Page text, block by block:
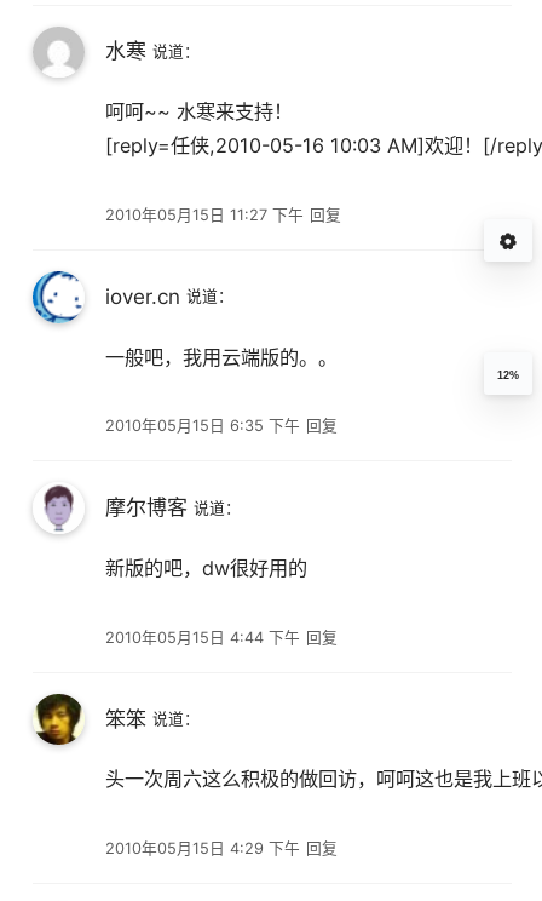
水寒 说道：
2010年05月15日 11:27 下午
呵呵~~ 水寒来支持！
[reply=任侠,2010-05-16 10:03 AM]欢迎！[/
回复
iover.cn 说道：
2010年05月15日 6:35 下午
一般吧，我用云端版的。。
回复
摩尔博客 说道：
2010年05月15日 4:44 下午
新版的吧，dw很好用的
回复
笨笨 说道：
2010年05月15日 4:29 下午
头一次周六这么积极的做回访，呵呵这也是我上
回复
12%